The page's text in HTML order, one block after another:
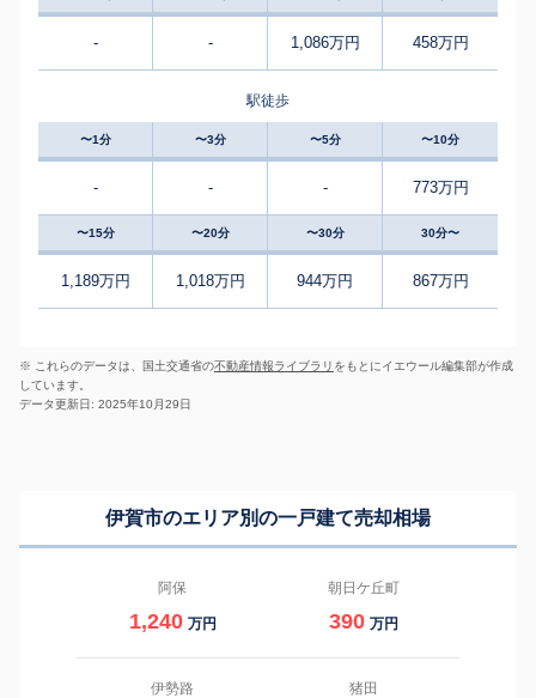
- - 1,086万円 458万円
駅徒歩
〜1分 〜3分 〜5分 〜10分
- - - 773万円
〜15分 〜20分 〜30分 30分〜
1,189万円 1,018万円 944万円 867万円
※ これらのデータは、国土交通省の不動産情報ライブラリ をもとにイエウール編集部が作成
しています。
データ更新日: 2025年10月29日
伊賀市のエリア別の一戸建て売却相場
阿保
1,240 万円
朝日ケ丘町
390 万円
伊勢路 猪田